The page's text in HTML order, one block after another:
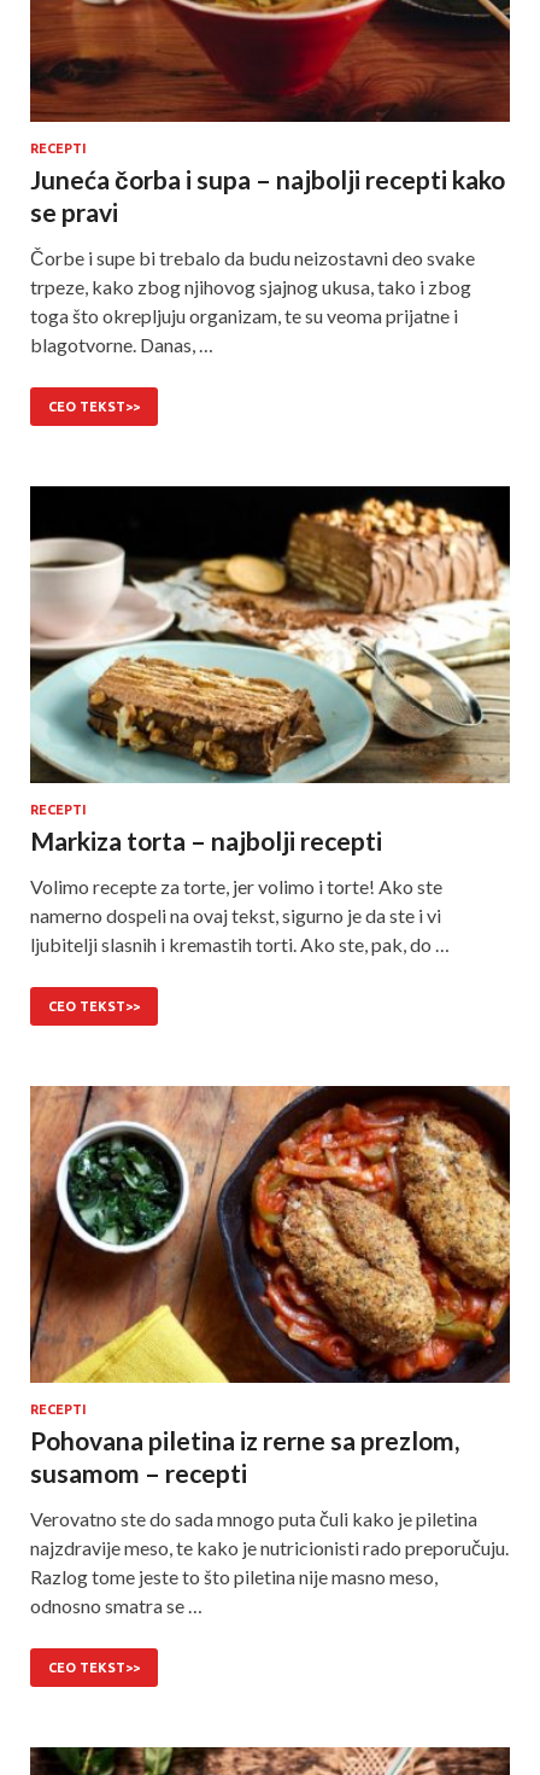
RECEPTI
Juneća čorba i supa – najbolji recepti kako
se pravi
Čorbe i supe bi trebalo da budu neizostavni deo svake
trpeze, kako zbog njihovog sjajnog ukusa, tako i zbog
toga što okrepljuju organizam, te su veoma prijatne i
blagotvorne. Danas, …
CEO TEKST>>
RECEPTI
Markiza torta – najbolji recepti
Volimo recepte za torte, jer volimo i torte! Ako ste
namerno dospeli na ovaj tekst, sigurno je da ste i vi
ljubitelji slasnih i kremastih torti. Ako ste, pak, do …
CEO TEKST>>
RECEPTI
Pohovana piletina iz rerne sa prezlom,
susamom – recepti
Verovatno ste do sada mnogo puta čuli kako je piletina
najzdravije meso, te kako je nutricionisti rado preporučuju.
Razlog tome jeste to što piletina nije masno meso,
odnosno smatra se …
CEO TEKST>>